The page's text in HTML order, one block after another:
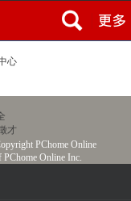
心
才
PChome Online
PChome Online Inc.